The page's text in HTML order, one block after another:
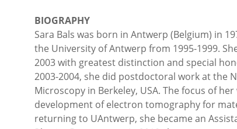
BIOGRAPHY
Sara Bals was born in Antwerp (Belgium) in
the University of Antwerp from 1995-1999.
2003 with greatest distinction and special
2003-2004, she did postdoctoral work at the
Microscopy in Berkeley, USA. The focus of
development of electron tomography for
returning to UAntwerp, she became an